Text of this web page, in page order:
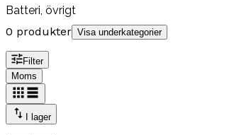
Batteri, övrigt
0 produkter Visa underkategorier
Filter
Moms
I lager